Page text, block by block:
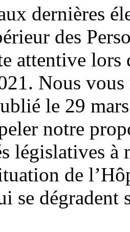
dernières
des
attentive
Nous
le 29
notre
législatives
de
se dégradent